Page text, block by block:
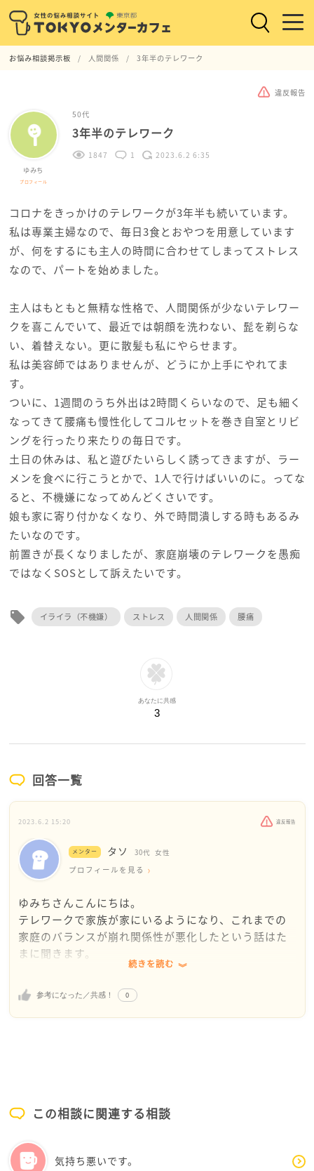
お悩み相談掲示板 人間関係 3年半のテレワーク
違反報告
ゆみち
プロフィール
50代
3年半のテレワーク
1847 1 2023.6.2 6:35
コロナをきっかけのテレワークが3年半も続いています。
私は専業主婦なので、毎日3食とおやつを用意しています
が、何をするにも主人の時間に合わせてしまってストレス
なので、パートを始めました。
主人はもともと無精な性格で、人間関係が少ないテレワー
クを喜こんでいて、最近では朝顔を洗わない、髭を剃らな
い、着替えない。更に散髪も私にやらせます。
私は美容師ではありませんが、どうにか上手にやれてま
す。
ついに、1週間のうち外出は2時間くらいなので、足も細く
なってきて腰痛も慢性化してコルセットを巻き自室とリビ
ングを行ったり来たりの毎日です。
土日の休みは、私と遊びたいらしく誘ってきますが、ラー
メンを食べに行こうとかで、1人で行けばいいのに。ってな
ると、不機嫌になってめんどくさいです。
娘も家に寄り付かなくなり、外で時間潰しする時もあるみ
たいなのです。
前置きが長くなりましたが、家庭崩壊のテレワークを愚痴
ではなくSOSとして訴えたいです。
local_offer イライラ（不機嫌） ストレス 人間関係 腰痛
あなたに共感
3
回答一覧
2023.6.2 15:20 違反報告
メンター タソ 30代 女性
プロフィールを見る
ゆみちさんこんにちは。
テレワークで家族が家にいるようになり、これまでの
家庭のバランスが崩れ関係性が悪化したという話はた
まに聞きます。
ゆみちさんはパートを始められたとのことで、前向き
に行動されていて素晴らしいと思います。
ご主人の件については、ゆみちさんに甘えきっている
のかという印象を受けます。家族であれども清潔さの
ので、娘さんとゆみちさんからきちんとした場で困っ
ているということを伝えてみることをおすすめしま
またご相談くださいね
続きを読む
参考になった／共感！ 0
この相談に関連する相談
気持ち悪いです。